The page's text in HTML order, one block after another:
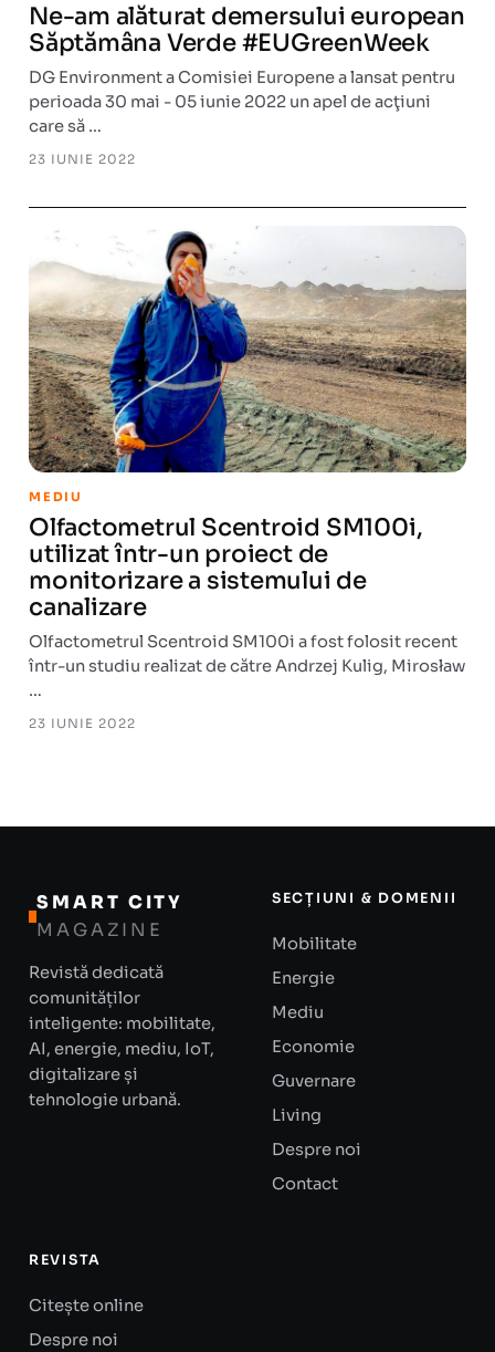
Ne-am alăturat demersului european
Săptămâna Verde #EUGreenWeek
DG Environment a Comisiei Europene a lansat pentru
perioada 30 mai - 05 iunie 2022 un apel de acţiuni
care să …
23 IUNIE 2022
MEDIU
Olfactometrul Scentroid SM100i,
utilizat într-un proiect de
monitorizare a sistemului de
canalizare
Olfactometrul Scentroid SM100i a fost folosit recent
într-un studiu realizat de către Andrzej Kulig, Mirosław
…
23 IUNIE 2022
SMART CITY
MAGAZINE
Revistă dedicată
comunităților
inteligente: mobilitate,
AI, energie, mediu, IoT,
digitalizare și
tehnologie urbană.
SECȚIUNI & DOMENII
Mobilitate
Energie
Mediu
Economie
Guvernare
Living
Despre noi
Contact
REVISTA
Citește online
Despre noi